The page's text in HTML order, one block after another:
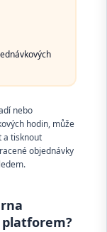
nebo
hodin, může
a tisknout
objednávky